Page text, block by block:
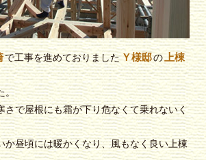
で工事を進めておりましたＹ様邸の上棟
。
さで屋根にも霜が下り危なくて乗れないく
か昼頃には暖かくなり、風もなく良い上棟